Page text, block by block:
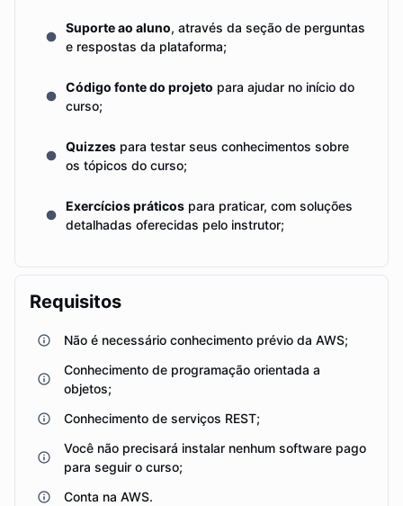
Suporte ao aluno, através da seção de perguntas
e respostas da plataforma;
Código fonte do projeto para ajudar no início do
curso;
Quizzes para testar seus conhecimentos sobre
os tópicos do curso;
Exercícios práticos para praticar, com soluções
detalhadas oferecidas pelo instrutor;
Requisitos
Não é necessário conhecimento prévio da AWS;
Conhecimento de programação orientada a
objetos;
Conhecimento de serviços REST;
Você não precisará instalar nenhum software pago
para seguir o curso;
Conta na AWS.